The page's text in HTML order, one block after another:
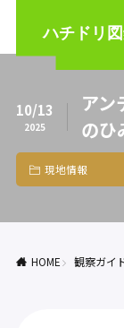
ハチドリ
10/13
2025
アン
のひ
現地情報
HOME 観察ガイ